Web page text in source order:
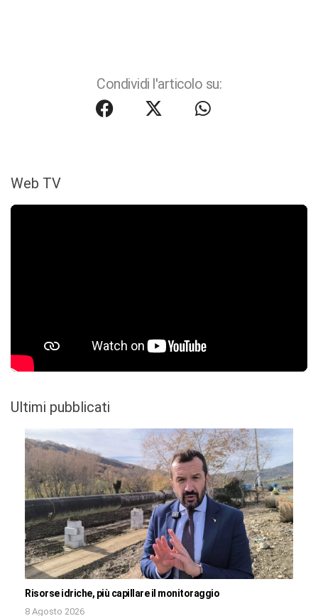
Condividi l'articolo su:
Web TV
Ultimi pubblicati
Risorse idriche, più capillare il monitoraggio
8 Agosto 2026